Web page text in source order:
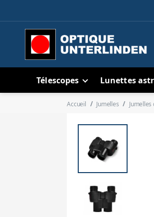
Télescopes Lunettes
Accueil Jumelles